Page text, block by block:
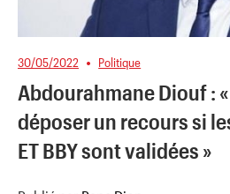
30/05/2022 Politique
Abdourahmane Diouf :
déposer un recours si
ET BBY sont validées »